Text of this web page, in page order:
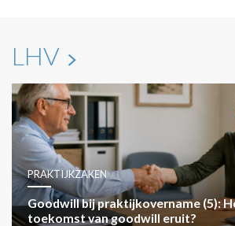
LHV
PRAKTIJKZAKEN
Goodwill bij praktijkovername (5):
toekomst van goodwill eruit?